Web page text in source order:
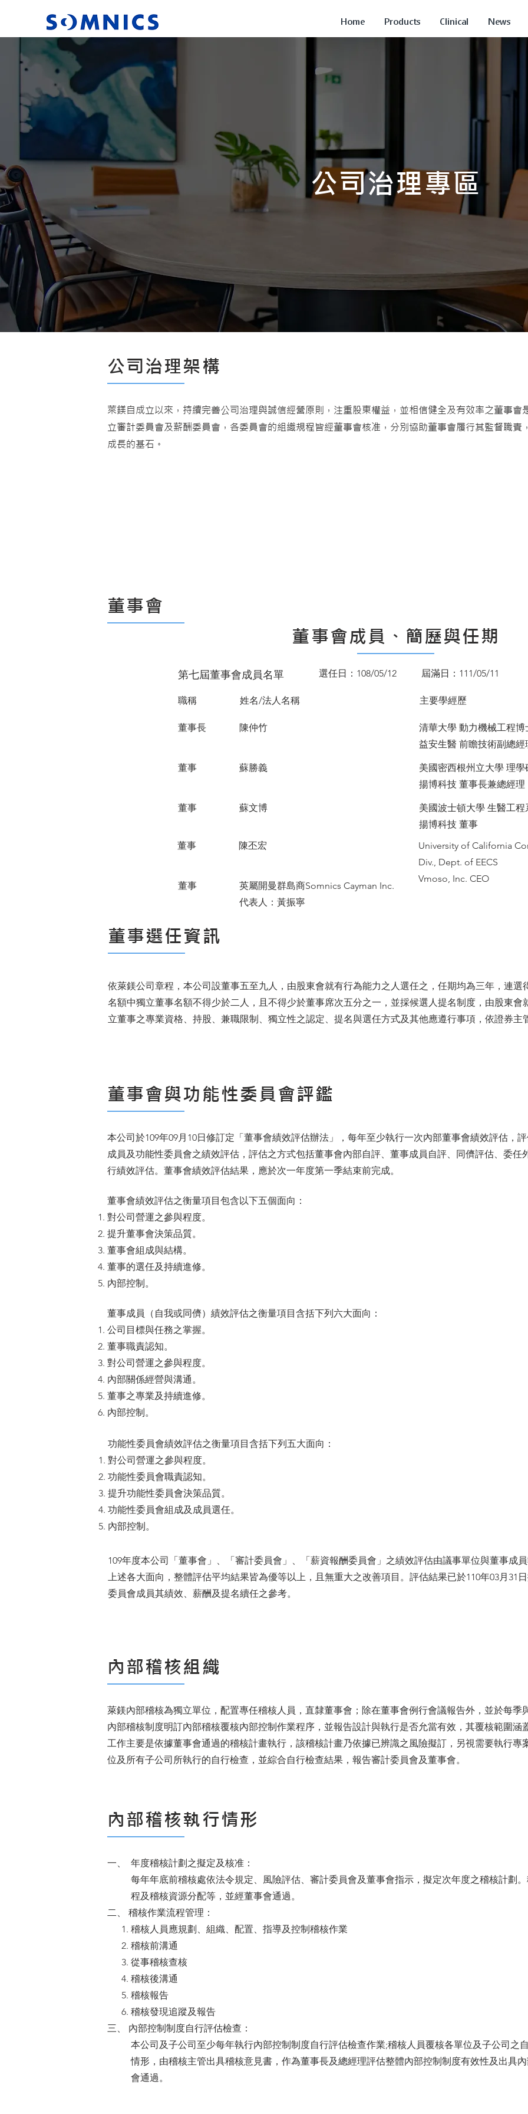
Home Products Clinical News
公司治理專區
公司治理架構
萊鎂自成立以來，持續完善公司治理與誠信經營原則，注重股東權益，並相信健全及有效率之董事會
立審計委員會及薪酬委員會，各委員會的組織規程皆經董事會核准，分別協助董事會履行其監督職責
成長的基石。
董事會
董事會成員、簡歷與任期
第七屆董事會成員名單 選任日：108/05/12 屆滿日：111/05/11
職稱 姓名/法人名稱 主要學經歷
陳仲竹
董事長
清華大學 動力機械工程博
益安生醫 前瞻技術副總經
蘇勝義
董事
美國密西根州立大學 理學
揚博科技 董事長兼總經理
蘇文博
董事
美國波士頓大學 生醫工程
揚博科技 董事
陳丕宏
董事
University of California
Div., Dept. of EECS
Vmoso, Inc. CEO
英屬開曼群島商Somnics Cayman Inc.
代表人：黃振寧
董事
董事選任資訊
依萊鎂公司章程，本公司設董事五至九人，由股東會就有行為能力之人選任之，任期均為三年，連
名額中獨立董事名額不得少於二人，且不得少於董事席次五分之一，並採候選人提名制度，由股東會
立董事之專業資格、持股、兼職限制、獨立性之認定、提名與選任方式及其他應遵行事項，依證券主
董事會與功能性委員會評鑑
本公司於109年09月10日修訂定「董事會績效評估辦法」，每年至少執行一次內部董事會績效評估，
成員及功能性委員會之績效評估，評估之方式包括董事會內部自評、董事成員自評、同儕評估、委任
行績效評估。董事會績效評估結果，應於次一年度第一季結束前完成。
董事會績效評估之衡量項目包含以下五個面向：
對公司營運之參與程度。
提升董事會決策品質。
董事會組成與結構。
董事的選任及持續進修。
內部控制。
董事成員（自我或同儕）績效評估之衡量項目含括下列六大面向：
公司目標與任務之掌握。
董事職責認知。
對公司營運之參與程度。
內部關係經營與溝通。
董事之專業及持續進修。
內部控制。
功能性委員會績效評估之衡量項目含括下列五大面向：
對公司營運之參與程度。
功能性委員會職責認知。
提升功能性委員會決策品質。
功能性委員會組成及成員選任。
內部控制。
109年度本公司「董事會」、「審計委員會」、「薪資報酬委員會」之績效評估由議事單位與董事成
上述各大面向，整體評估平均結果皆為優等以上，且無重大之改善項目。評估結果已於110年03月31
委員會成員其績效、薪酬及提名續任之參考。
內部稽核組織
萊鎂內部稽核為獨立單位，配置專任稽核人員，直隸董事會；除在董事會例行會議報告外，並於每季
內部稽核制度明訂內部稽核覆核內部控制作業程序，並報告設計與執行是否允當有效，其覆核範圍涵
工作主要是依據董事會通過的稽核計畫執行，該稽核計畫乃依據已辨識之風險擬訂，另視需要執行專
位及所有子公司所執行的自行檢查，並綜合自行檢查結果，報告審計委員會及董事會。
內部稽核執行情形
一、 年度稽核計劃之擬定及核准：
每年年底前稽核處依法令規定、風險評估、審計委員會及董事會指示，擬定次年度之稽核計劃
程及稽核資源分配等，並經董事會通過。
二、 稽核作業流程管理：
稽核人員應規劃、組織、配置、指導及控制稽核作業
稽核前溝通
從事稽核查核
稽核後溝通
稽核報告
稽核發現追蹤及報告
​三、 內部控制制度自行評估檢查：
本公司及子公司至少每年執行內部控制制度自行評估檢查作業;稽核人員覆核各單位及子公司之
情形，由稽核主管出具稽核意見書，作為董事長及總經理評估整體內部控制制度有效性及出具
會通過。